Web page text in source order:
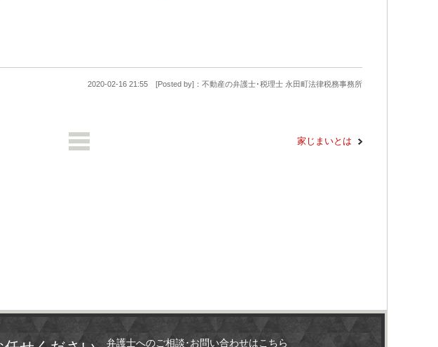
2020-02-16 21:55 [Posted by]：不動産の弁護士･税理士 永田町法律税務事務所
家じまいとは
弁護士へのご相談･お問い合わせはこちら